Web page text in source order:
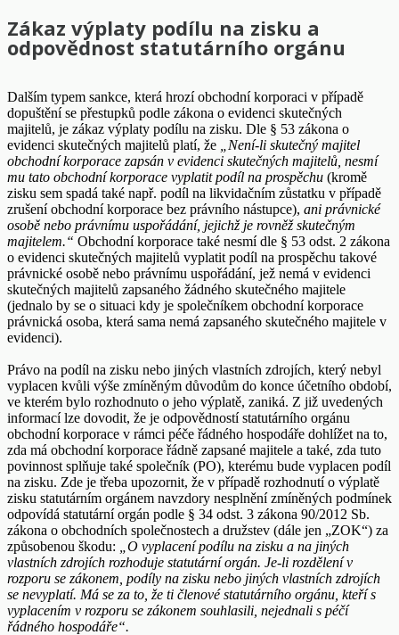
Zákaz výplaty podílu na zisku a
odpovědnost statutárního orgánu
Dalším typem sankce, která hrozí obchodní korporaci v případě
dopuštění se přestupků podle zákona o evidenci skutečných
majitelů, je zákaz výplaty podílu na zisku. Dle § 53 zákona o
evidenci skutečných majitelů platí, že
„Není-li skutečný majitel
obchodní korporace zapsán v evidenci skutečných majitelů, nesmí
mu tato obchodní korporace vyplatit podíl na prospěchu (kromě
zisku sem spadá také např. podíl na likvidačním zůstatku v případě
zrušení obchodní korporace bez právního nástupce), ani právnické
osobě nebo právnímu uspořádání, jejichž je rovněž skutečným
majitelem.“ Obchodní korporace také nesmí dle § 53 odst. 2 zákona
o evidenci skutečných majitelů vyplatit podíl na prospěchu takové
právnické osobě nebo právnímu uspořádání, jež nemá v evidenci
skutečných majitelů zapsaného žádného skutečného majitele
(jednalo by se o situaci kdy je společníkem obchodní korporace
právnická osoba, která sama nemá zapsaného skutečného majitele v
evidenci).
Právo na podíl na zisku nebo jiných vlastních zdrojích, který nebyl
vyplacen kvůli výše zmíněným důvodům do konce účetního období,
ve kterém bylo rozhodnuto o jeho výplatě, zaniká. Z již uvedených
informací lze dovodit, že je odpovědností statutárního orgánu
obchodní korporace v rámci péče řádného hospodáře dohlížet na to,
zda má obchodní korporace řádně zapsané majitele a také, zda tuto
povinnost splňuje také společník (PO), kterému bude vyplacen podíl
na zisku. Zde je třeba upozornit, že v případě rozhodnutí o výplatě
zisku statutárním orgánem navzdory nesplnění zmíněných podmínek
odpovídá statutární orgán podle § 34 odst. 3 zákona 90/2012 Sb.
zákona o obchodních společnostech a družstev (dále jen „ZOK“) za
způsobenou škodu:
„O vyplacení podílu na zisku a na jiných
vlastních zdrojích rozhoduje statutární orgán. Je-li rozdělení v
rozporu se zákonem, podíly na zisku nebo jiných vlastních zdrojích
se nevyplatí. Má se za to, že ti členové statutárního orgánu, kteří s
vyplacením v rozporu se zákonem souhlasili, nejednali s péčí
řádného hospodáře“.